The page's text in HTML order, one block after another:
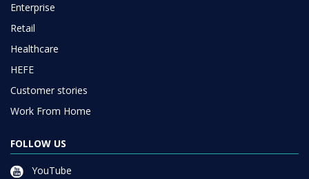
Enterprise
Retail
Healthcare
HEFE
Customer stories
Work From Home
FOLLOW US
YouTube